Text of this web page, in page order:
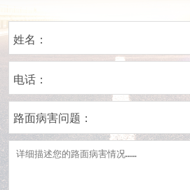
姓名：
电话：
路面病害问题：